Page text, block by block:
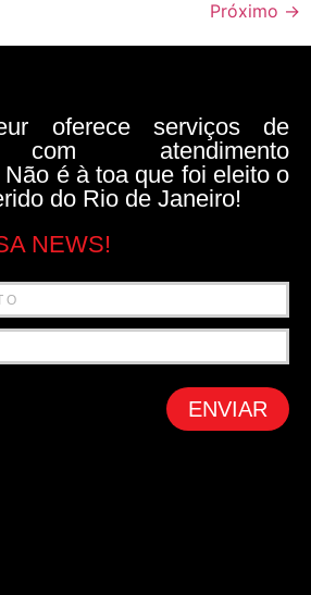
Próximo →
oferece serviços de
com atendimento
é à toa que foi eleito o
do Rio de Janeiro!
NEWS!
ENVIAR